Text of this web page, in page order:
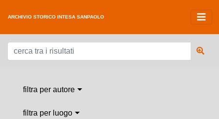
ARCHIVIO STORICO INTESA SANPAOLO
filtra per autore
filtra per luogo